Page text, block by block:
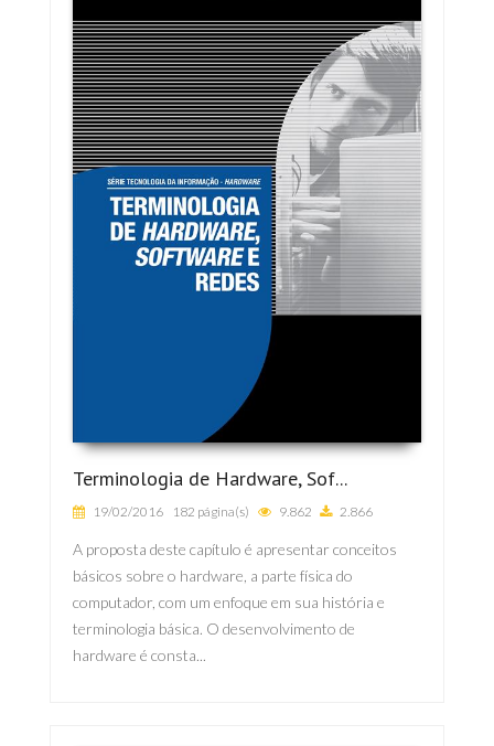
Terminologia de Hardware, Sof...
19/02/2016 182 página(s) 9.862 2.866
A proposta deste capítulo é apresentar conceitos
básicos sobre o hardware, a parte física do
computador, com um enfoque em sua história e
terminologia básica. O desenvolvimento de
hardware é consta...